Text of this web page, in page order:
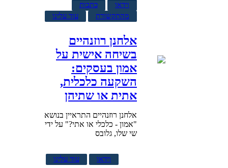
וידאו
כתבות
מהתקשורת
עוד עלינו
אלחנן רוזנהיים
בשיחה אישית על
אמון בעסקים:
השקעה כלכלית,
אתית או שתיהן
אלחנן רוזנהיים התראיין בנושא
"אמון - כלכלי או אתי?" על ידי
שי שלו, גלובס
וידאו עוד עלינו